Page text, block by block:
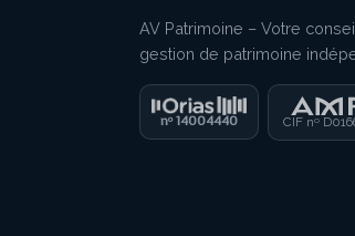
AV Patrimoine – Votre
gestion de patrimoine
no 14004440 CIF no